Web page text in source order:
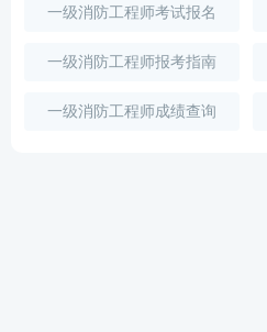
一级消防工程师考试报名
一级消防工程师报考指南
一级消防工程师成绩查询